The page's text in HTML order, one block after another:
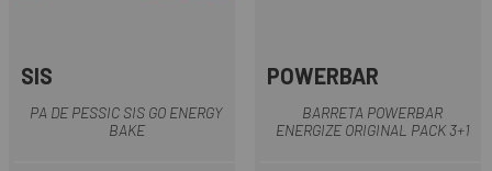
SIS
PA DE PESSIC SIS GO ENERGY
BAKE
POWERBAR
BARRETA POWERBAR
ENERGIZE ORIGINAL PACK 3+1